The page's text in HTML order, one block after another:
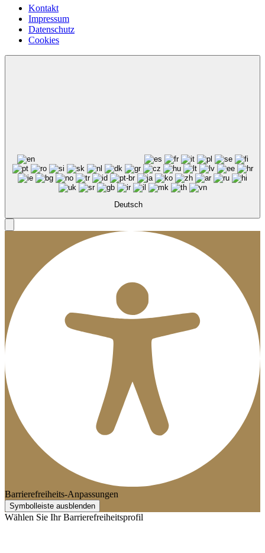
Kontakt
Impressum
Datenschutz
Cookies
Deutsch
Barrierefreiheits-Anpassungen
Symbolleiste ausblenden
Wählen Sie Ihr Barrierefreiheitsprofil